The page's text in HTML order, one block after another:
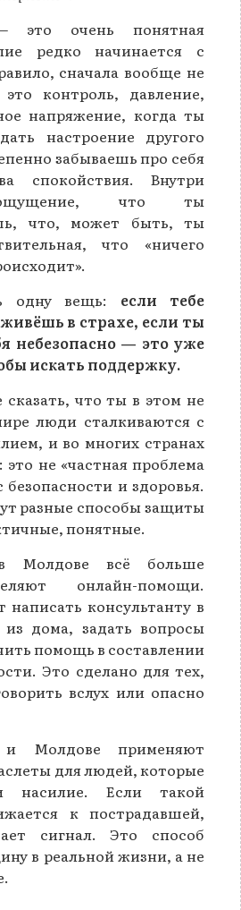
это очень понятная
редко начинается с
сначала вообще не
контроль, давление,
напряжение, когда ты
настроение другого
забываешь про себя
спокойствия. Внутри
ощущение, что ты
что, может быть, ты
что «ничего
одну вещь: если тебе
в страхе, если ты
небезопасно — это уже
искать поддержку.
что ты в этом не
люди сталкиваются с
и во многих странах
не «частная проблема
безопасности и здоровья.
разные способы защиты
понятные.
Молдове всё больше
онлайн-помощи.
консультанту в
дома, задать вопросы
помощь в составлении
Это сделано для тех,
вслух или опасно
Молдове применяют
для людей, которые
насилие. Если такой
к пострадавшей,
сигнал. Это способ
в реальной жизни, а не